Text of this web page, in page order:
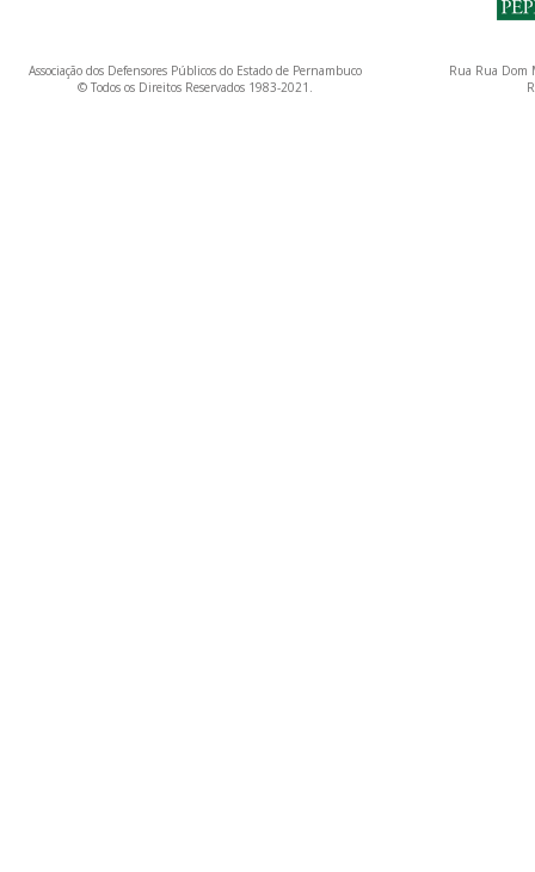
Associação dos Defensores Públicos do Estado de Pernambuco
© Todos os Direitos Reservados 1983-2021.
Rua Rua Dom